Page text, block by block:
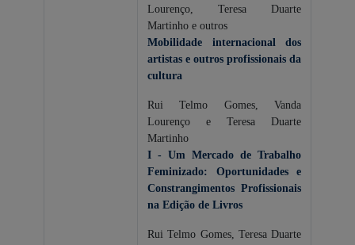
Lourenço, Teresa Duarte
Martinho e outros
Mobilidade internacional dos
artistas e outros profissionais da
cultura
Rui Telmo Gomes, Vanda
Lourenço e Teresa Duarte
Martinho
I - Um Mercado de Trabalho
Fe minizado: Oportunidades e
Constrangimentos Profissionais
na Edição de Livros
Rui Telmo Gomes, Teresa Duarte